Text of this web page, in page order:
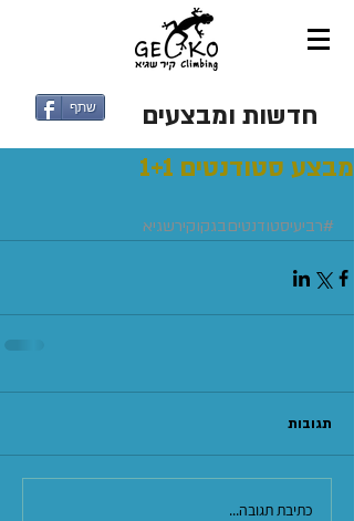
שתף
חדשות ומבצעים
מבצע סטודנטים 1+1
#רביעיסטודנטיםבגקוקירשגיא
תגובות
כתיבת תגובה...